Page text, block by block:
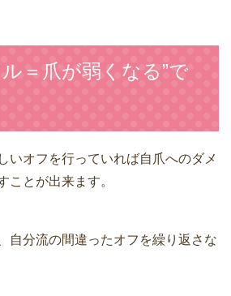
＝爪が弱くなる”で
いオフを行っていれば自爪へのダメ
ことが出来ます。
自分流の間違ったオフを繰り返さな